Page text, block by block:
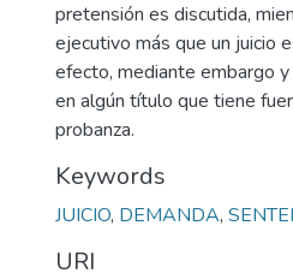
pretensión es discutida,
ejecutivo más que un juicio
efecto, mediante embargo
en algún título que tiene
probanza.
Keywords
JUICIO, DEMANDA,
URI